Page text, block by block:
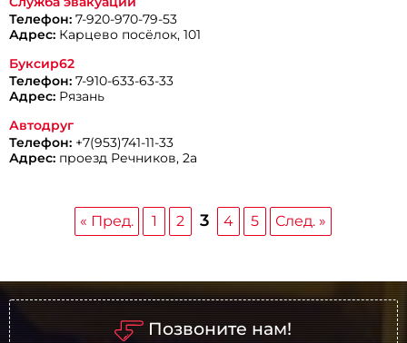
Телефон: 7-920-970-79-53
Адрес: Карцево посёлок, 101
Буксир62
Телефон: 7-910-633-63-33
Адрес: Рязань
Автодруг
Телефон: +7(953)741-11-33
Адрес: проезд Речников, 2а
« Пред. 1 2 3 4 5 След. »
Позвоните нам!